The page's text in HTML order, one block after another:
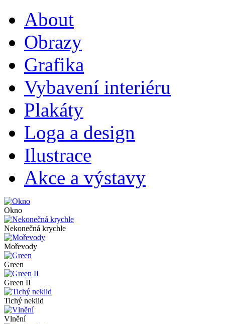
About
Obrazy
Grafika
Vybavení interiéru
Plakáty
Loga a design
Ilustrace
Akce a výstavy
Okno
Nekonečná krychle
Mořevody
Green
Green II
Tichý neklid
Vlnění